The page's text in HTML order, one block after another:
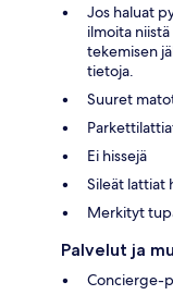
Jos haluat
ilmoita
tekemisen
tietoja.
Suuret
Ei hissejä
Sileät lattiat
Merkityt
Palvelut ja
Concierge-